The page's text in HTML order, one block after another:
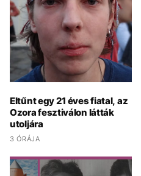
Eltűnt egy 21 éves fiatal, az
Ozora fesztiválon látták
utoljára
3 ÓRÁJA